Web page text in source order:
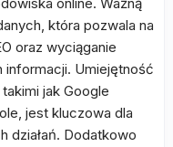
która pozwala na
oraz wyciąganie
Umiejętność
jak Google
jest kluczowa dla
działań. Dodatkowo